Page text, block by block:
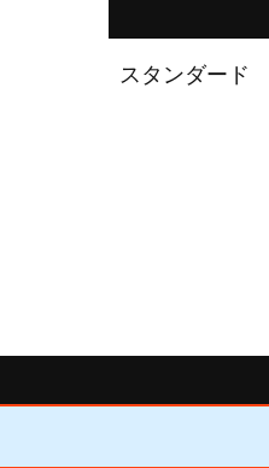
スタンダード